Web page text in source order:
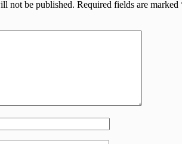
not be published. Required fields are marked